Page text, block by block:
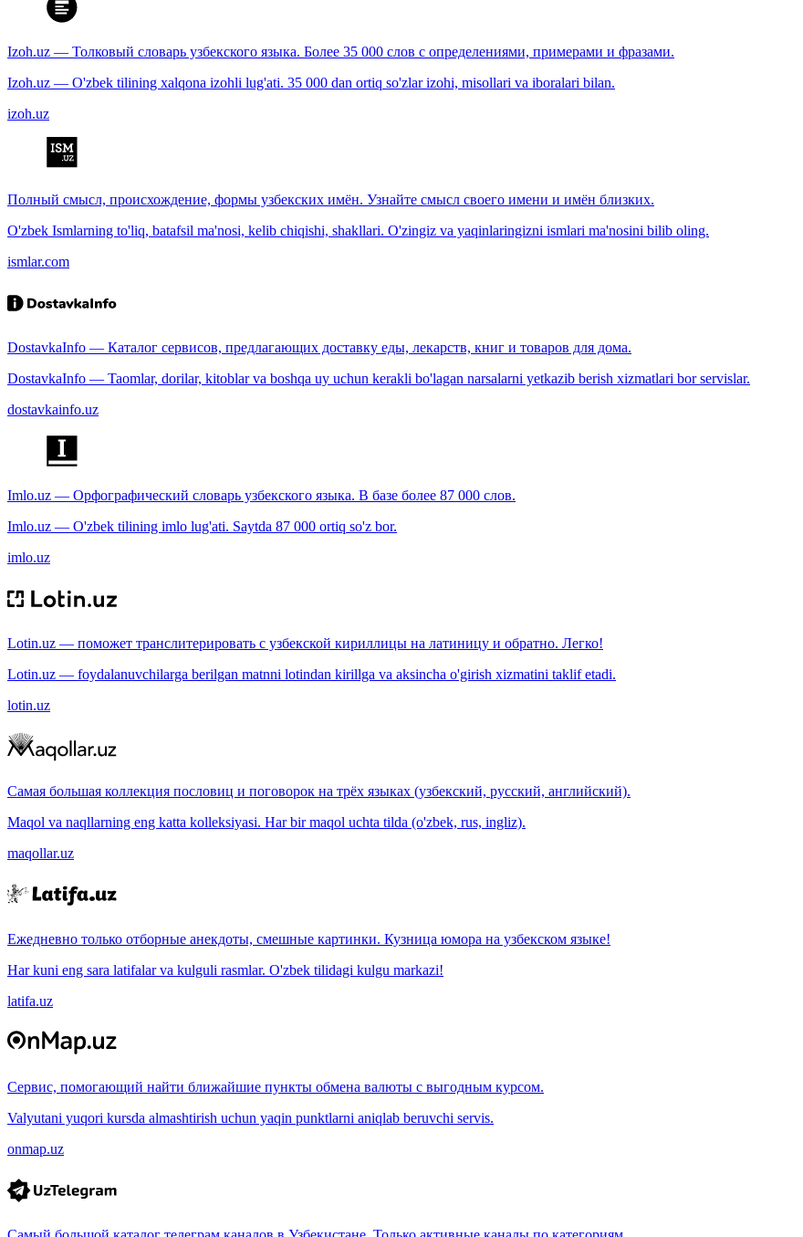
Izoh.uz — Толковый словарь узбекского языка. Более 35 000 слов с определениями, примерами и фразами.
Izoh.uz — O'zbek tilining xalqona izohli lug'ati. 35 000 dan ortiq so'zlar izohi, misollari va iboralari bilan.
izoh.uz
Полный смысл, происхождение, формы узбекских имён. Узнайте смысл своего имени и имён близких.
O'zbek Ismlarning to'liq, batafsil ma'nosi, kelib chiqishi, shakllari. O'zingiz va yaqinlaringizni ismlari ma'nosini bilib oling.
ismlar.com
DostavkaInfo — Каталог сервисов, предлагающих доставку еды, лекарств, книг и товаров для дома.
DostavkaInfo — Taomlar, dorilar, kitoblar va boshqa uy uchun kerakli bo'lagan narsalarni yetkazib berish xizmatlari bor servislar.
dostavkainfo.uz
Imlo.uz — Орфографический словарь узбекского языка. В базе более 87 000 слов.
Imlo.uz — O'zbek tilining imlo lug'ati. Saytda 87 000 ortiq so'z bor.
imlo.uz
Lotin.uz — поможет транслитерировать с узбекской кириллицы на латиницу и обратно. Легко!
Lotin.uz — foydalanuvchilarga berilgan matnni lotindan kirillga va aksincha o'girish xizmatini taklif etadi.
lotin.uz
Самая большая коллекция пословиц и поговорок на трёх языках (узбекский, русский, английский).
Maqol va naqllarning eng katta kolleksiyasi. Har bir maqol uchta tilda (o'zbek, rus, ingliz).
maqollar.uz
Ежедневно только отборные анекдоты, смешные картинки. Кузница юмора на узбекском языке!
Har kuni eng sara latifalar va kulguli rasmlar. O'zbek tilidagi kulgu markazi!
latifa.uz
Сервис, помогающий найти ближайшие пункты обмена валюты с выгодным курсом.
Valyutani yuqori kursda almashtirish uchun yaqin punktlarni aniqlab beruvchi servis.
onmap.uz